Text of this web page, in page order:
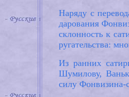
Наряду с
дарования
склонность к
ругательства:
Из ранних
Шумилову,
силу Фонвизина-